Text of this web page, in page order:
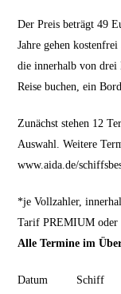
Der Preis beträgt 49
Jahre gehen
die innerhalb von drei
Reise buchen, ein
Zunächst stehen 12
Auswahl. Weitere
www.aida.de/
*je Vollzahler,
Tarif PREMIUM oder
Alle Termine im
Datum Schiff